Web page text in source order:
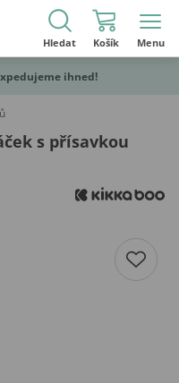
Hledat Košík Menu
ihned!
s přísavkou